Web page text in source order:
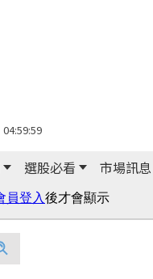
04:59:59
選股必看
市場訊息